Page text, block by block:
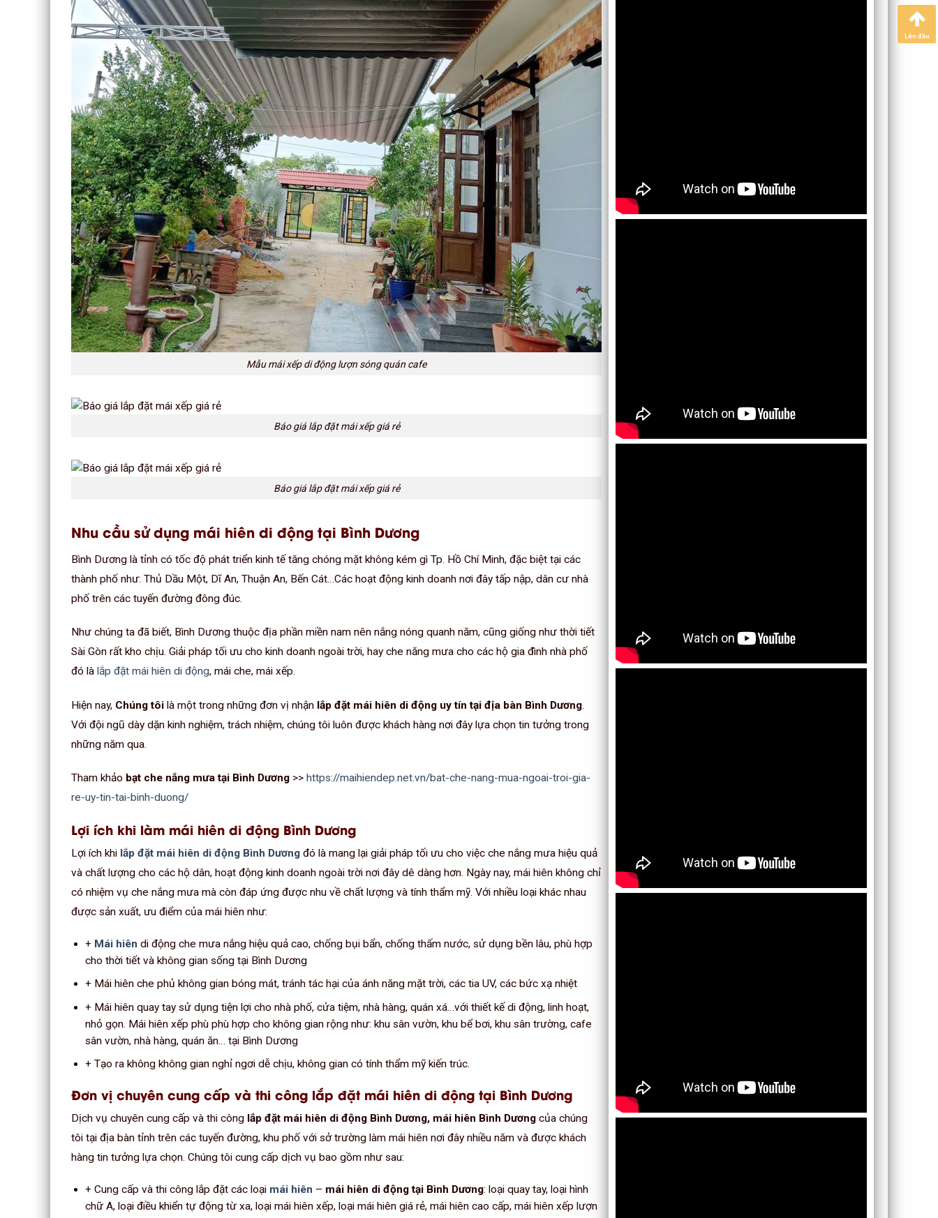
Mẫu mái xếp di động lượn sóng quán cafe
Báo giá lắp đặt mái xếp giá rẻ
Báo giá lắp đặt mái xếp giá rẻ
Nhu cầu sử dụng mái hiên di động tại Bình Dương
Bình Dương là tỉnh có tốc độ phát triển kinh tế tăng chóng mặt không kém gì Tp. Hồ Chí Minh, đặc biệt tại các
thành phố như: Thủ Dầu Một, Dĩ An, Thuận An, Bến Cát…Các hoạt động kinh doanh nơi đây tấp nập, dân cư nhà
phố trên các tuyến đường đông đúc.
Như chúng ta đã biết, Bình Dương thuộc địa phần miền nam nên nắng nóng quanh năm, cũng giống như thời tiết
Sài Gòn rất kho chịu. Giải pháp tối ưu cho kinh doanh ngoài trời, hay che năng mưa cho các hộ gia đình nhà phố
đó là lắp đặt mái hiên di động, mái che, mái xếp.
Hiện nay, Chúng tôi là một trong những đơn vị nhận lắp đặt mái hiên di động uy tín tại địa bàn Bình Dương
Với đội ngũ dày dặn kinh nghiệm, trách nhiệm, chúng tôi luôn được khách hàng nơi đây lựa chọn tin tưởng trong
những năm qua.
Tham khảo bạt che nắng mưa tại Bình Dương >> https://maihiendep.net.vn/bat-che-nang-mua-ngoai-troi-gia-
re-uy-tin-tai-binh-duong/
Lợi ích khi làm mái hiên di động Bình Dương
Lợi ích khi lắp đặt mái hiên di động Bình Dương đó là mang lại giải pháp tối ưu cho việc che nắng mưa hiệu quả
và chất lượng cho các hộ dân, hoạt động kinh doanh ngoài trời nơi đây dê dàng hơn. Ngày nay, mái hiên không chỉ
có nhiệm vụ che nắng mưa mà còn đáp ứng được nhu về chất lượng và tính thẩm mỹ. Với nhiều loại khác nhau
được sản xuất, ưu điểm của mái hiên như:
+ Mái hiên di động che mưa nắng hiệu quả cao, chống bụi bẩn, chống thấm nước, sử dụng bền lâu, phù hợp
cho thời tiết và không gian sống tại Bình Dương
+ Mái hiên che phủ không gian bóng mát, tránh tác hại của ánh năng mặt trời, các tia UV, các bức xạ nhiệt
+ Mái hiên quay tay sử dụng tiện lợi cho nhà phố, cửa tiệm, nhà hàng, quán xá…với thiết kế di động, linh hoạt,
nhỏ gọn. Mái hiên xếp phù phù hợp cho không gian rộng như: khu sân vườn, khu bể bơi, khu sân trường, cafe
sân vườn, nhà hàng, quán ăn… tại Bình Dương
+ Tạo ra không không gian nghỉ ngơi dễ chịu, không gian có tính thẩm mỹ kiến trúc.
Đơn vị chuyên cung cấp và thi công lắp đặt mái hiên di động tại Bình Dương
Dịch vụ chuyên cung cấp và thi công lắp đặt mái hiên di động Bình Dương, mái hiên Bình Dương của chúng
tôi tại địa bàn tỉnh trên các tuyến đường, khu phố với sở trường làm mái hiên nơi đây nhiều năm và được khách
hàng tin tưởng lựa chọn. Chúng tôi cung cấp dịch vụ bao gồm như sau:
+ Cung cấp và thi công lắp đặt các loại mái hiên – mái hiên di động tại Bình Dương: loại quay tay, loại hình
chữ A, loại điều khiển tự động từ xa, loại mái hiên xếp, loại mái hiên giá rẻ, mái hiên cao cấp, mái hiên xếp lượn
Lên đầu